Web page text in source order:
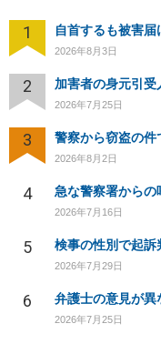
1 自首するも被害
2026年8月3日
2 加害者の身元引受
2026年7月25日
3 警察から窃盗の件
2026年8月2日
4 急な警察署からの
2026年7月16日
5 検事の性別で起訴
2026年7月29日
6
2026年7月25日